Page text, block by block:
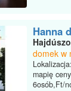
Hanna
domek w
mapię
6osób,Ft/